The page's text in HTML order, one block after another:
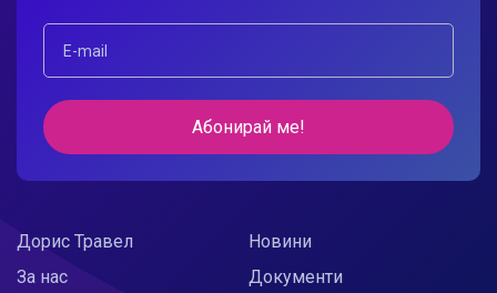
Абонирай ме!
Дорис Травел
За нас
Новини
Документи